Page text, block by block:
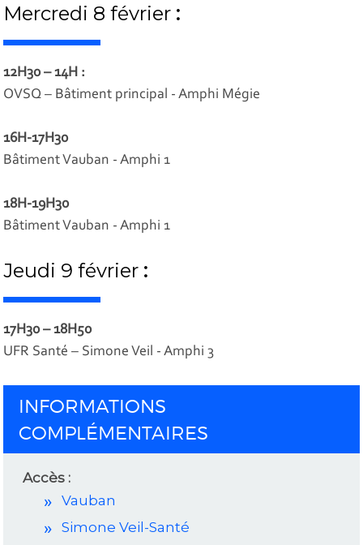
Mercredi 8 février :
12H30 – 14H :
OVSQ – Bâtiment principal - Amphi Mégie
16H-17H30
Bâtiment Vauban - Amphi 1
18H-19H30
Bâtiment Vauban - Amphi 1
Jeudi 9 février :
17H30 – 18H50
UFR Santé – Simone Veil - Amphi 3
INFORMATIONS
COMPLÉMENTAIRES
Accès :
Vauban
Simone Veil-Santé